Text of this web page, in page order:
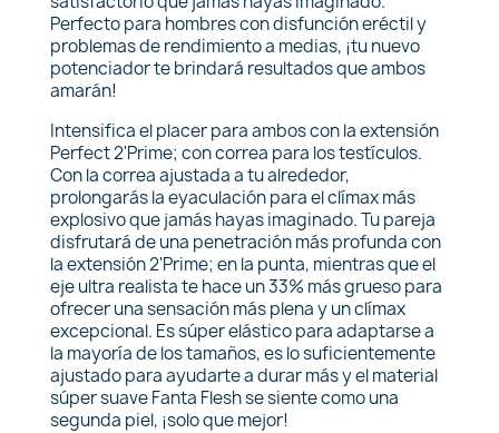
Perfecto para hombres con disfunción eréctil y
problemas de rendimiento a medias, ¡tu nuevo
potenciador te brindará resultados que ambos
amarán!
Intensifica el placer para ambos con la extensión
Perfect 2'Prime; con correa para los testículos.
Con la correa ajustada a tu alrededor,
prolongarás la eyaculación para el clímax más
explosivo que jamás hayas imaginado. Tu pareja
disfrutará de una penetración más profunda con
la extensión 2'Prime; en la punta, mientras que el
eje ultra realista te hace un 33% más grueso para
ofrecer una sensación más plena y un clímax
excepcional. Es súper elástico para adaptarse a
la mayoría de los tamaños, es lo suficientemente
ajustado para ayudarte a durar más y el material
súper suave Fanta Flesh se siente como una
segunda piel, ¡solo que mejor!